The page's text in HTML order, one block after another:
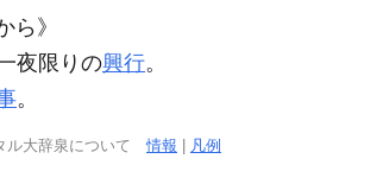
ら》
夜限りの興行。
。
ル大辞泉について情報 凡例